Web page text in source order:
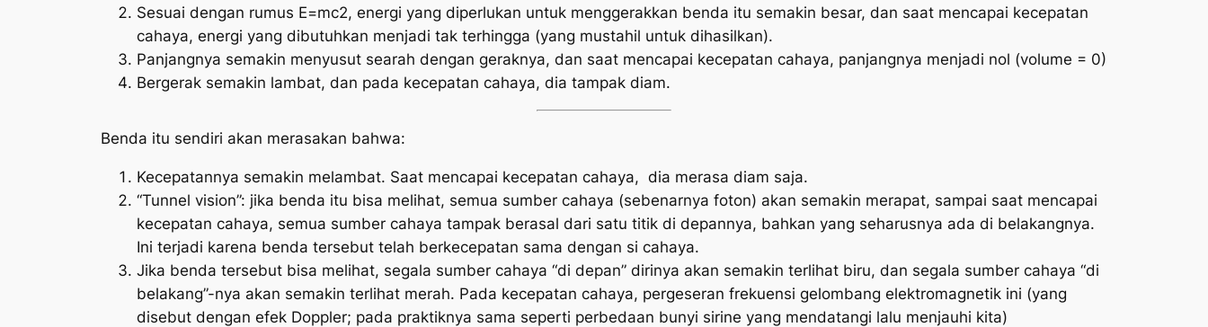
Sesuai dengan rumus E=mc2, energi yang diperlukan untuk menggerakkan benda itu semakin besar, dan saat mencapai kecepatan
cahaya, energi yang dibutuhkan menjadi tak terhingga (yang mustahil untuk dihasilkan).
Panjangnya semakin menyusut searah dengan geraknya, dan saat mencapai kecepatan cahaya, panjangnya menjadi nol (volume = 0)
Bergerak semakin lambat, dan pada kecepatan cahaya, dia tampak diam.
Benda itu sendiri akan merasakan bahwa:
Kecepatannya semakin melambat. Saat mencapai kecepatan cahaya, dia merasa diam saja.
“Tunnel vision”: jika benda itu bisa melihat, semua sumber cahaya (sebenarnya foton) akan semakin merapat, sampai saat mencapai
kecepatan cahaya, semua sumber cahaya tampak berasal dari satu titik di depannya, bahkan yang seharusnya ada di belakangnya.
Ini terjadi karena benda tersebut telah berkecepatan sama dengan si cahaya.
Jika benda tersebut bisa melihat, segala sumber cahaya “di depan” dirinya akan semakin terlihat biru, dan segala sumber cahaya “di
belakang”-nya akan semakin terlihat merah. Pada kecepatan cahaya, pergeseran frekuensi gelombang elektromagnetik ini (yang
disebut dengan efek Doppler; pada praktiknya sama seperti perbedaan bunyi sirine yang mendatangi lalu menjauhi kita)